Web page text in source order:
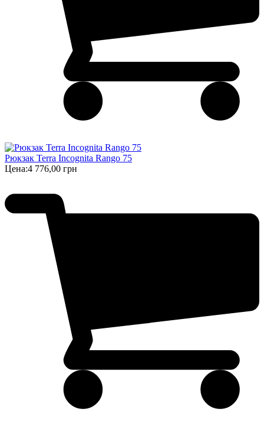
Рюкзак Terra Incognita Rango 75
Цена:4 776,00 грн